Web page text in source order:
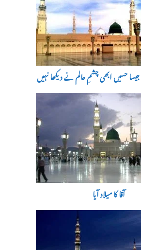
حسیں ابھی چشمِ عالم نے دیکھا نہیں
آقا کا میلاد آیا